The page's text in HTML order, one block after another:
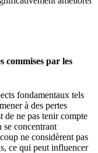
commises par les
fondamentaux tels
à des pertes
de ne pas tenir compte
se concentrant
ne considèrent pas
ce qui peut influencer